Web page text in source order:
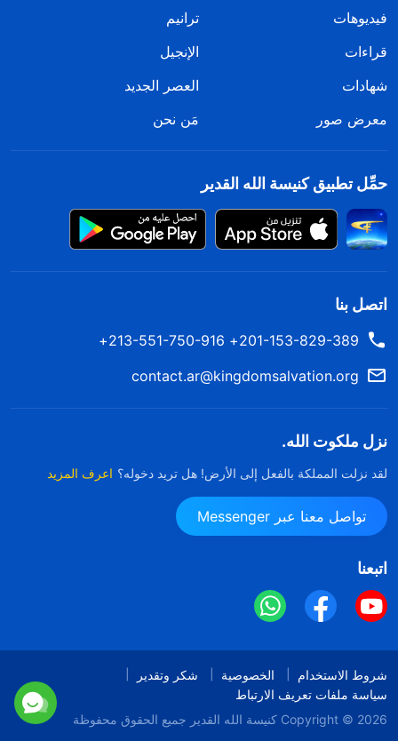
فيديوهات
ترانيم
قراءات
الإنجيل
شهادات
العصر الجديد
معرض صور
مَن نحن
حمِّل تطبيق كنيسة الله القدير
اتصل بنا
201-153-829-389+ 213-551-750-916+
contact.ar@kingdomsalvation.org
نزل ملكوت الله.
لقد نزلت المملكة بالفعل إلى الأرض! هل تريد دخوله؟ اعرف المزيد
تواصل معنا عبر Messenger
اتبعنا
شروط الاستخدام الخصوصية
شكر وتقدير
سياسة ملفات تعريف الارتباط
Copyright © 2026 كنيسة الله القدير جميع الحقوق محفوظة